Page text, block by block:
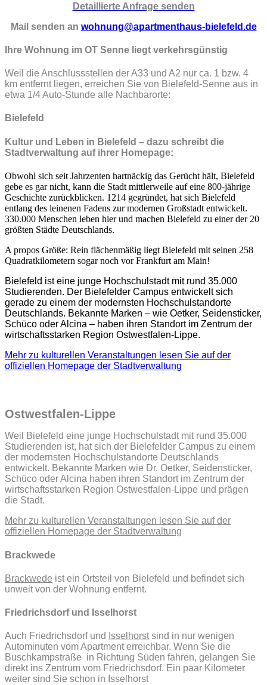
Detaillierte Anfrage senden
Mail senden an wohnung@apartmenthaus-bielefeld.de
Ihre Wohnung im OT Senne liegt verkehrsgünstig
Weil die Anschlussstellen der A33 und A2 nur ca. 1 bzw. 4
km entfernt liegen, erreichen Sie von Bielefeld-Senne aus in
etwa 1/4 Auto-Stunde alle Nachbarorte:
Bielefeld
Kultur und Leben in Bielefeld – dazu schreibt die
Stadtverwaltung auf ihrer Homepage:
Obwohl sich seit Jahrzenten hartnäckig das Gerücht hält, Bielefeld
gebe es gar nicht, kann die Stadt mittlerweile auf eine 800-jährige
Geschichte zurückblicken. 1214 gegründet, hat sich Bielefeld
entlang des leinenen Fadens zur modernen Großstadt entwickelt.
330.000 Menschen leben hier und machen Bielefeld zu einer der 20
größten Städte Deutschlands.
A propos Größe: Rein flächenmäßig liegt Bielefeld mit seinen 258
Quadratkilometern sogar noch vor Frankfurt am Main!
Bielefeld ist eine junge Hochschulstadt mit rund 35.000
Studierenden. Der Bielefelder Campus entwickelt sich
gerade zu einem der modernsten Hochschulstandorte
Deutschlands. Bekannte Marken – wie Oetker, Seidensticker,
Schüco oder Alcina – haben ihren Standort im Zentrum der
wirtschaftsstarken Region Ostwestfalen-Lippe.
Mehr zu kulturellen Veranstaltungen lesen Sie auf der
offiziellen Homepage der Stadtverwaltung
Ostwestfalen-Lippe
Weil Bielefeld eine junge Hochschulstadt mit rund 35.000
Studierenden ist, hat sich der Bielefelder Campus zu einem
der modernsten Hochschulstandorte Deutschlands
entwickelt. Bekannte Marken wie Dr. Oetker, Seidensticker,
Schüco oder Alcina haben ihren Standort im Zentrum der
wirtschaftsstarken Region Ostwestfalen-Lippe und prägen
die Stadt.
Mehr zu kulturellen Veranstaltungen lesen Sie auf der
offiziellen Homepage der Stadtverwaltung
Brackwede
Brackwede ist ein Ortsteil von Bielefeld und befindet sich
unweit von der Wohnung entfernt.
Friedrichsdorf und Isselhorst
Auch Friedrichsdorf und Isselhorstsind in nur wenigen
Autominuten vom Apartment erreichbar. Wenn Sie die
Buschkampstraße in Richtung Süden fahren, gelangen Sie
direkt ins Zentrum vom Friedrichsdorf. Ein paar Kilometer
weiter sind Sie schon in Isselhorst